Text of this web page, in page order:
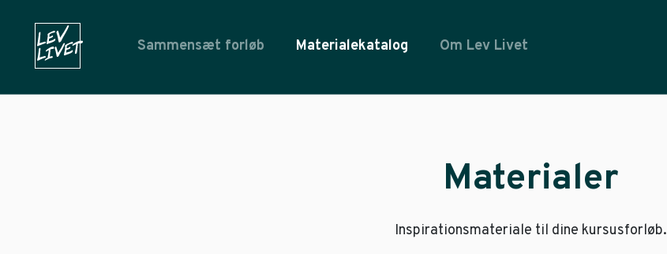
Sammensæt forløb Materialekatalog Om Lev Livet
Materialer
Inspirationsmateriale til dine kursusforløb.